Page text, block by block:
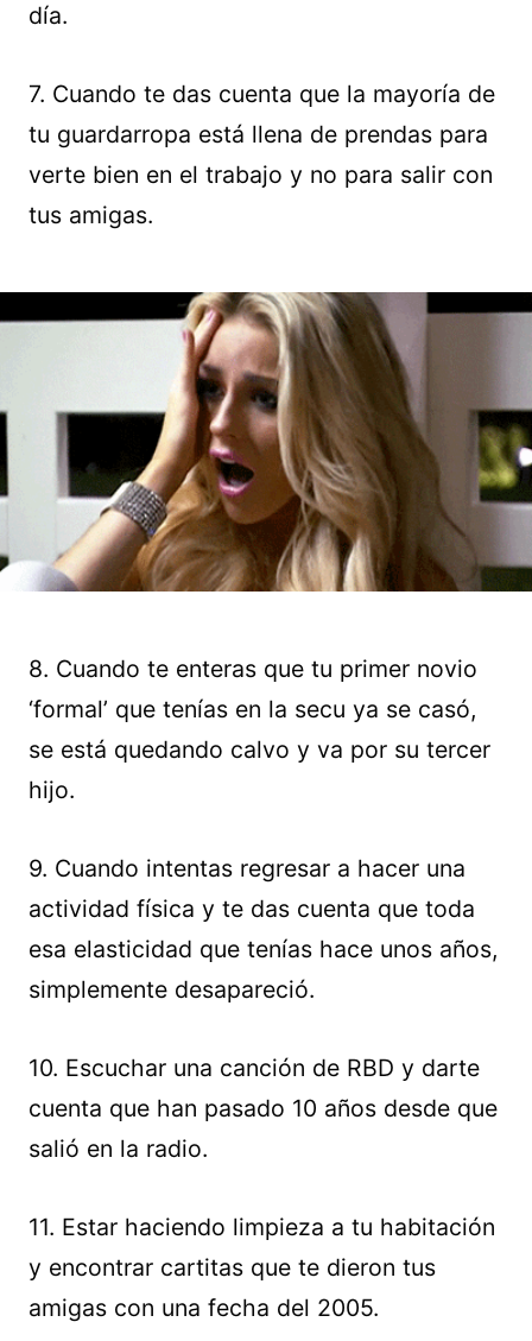
día.
7. Cuando te das cuenta que la mayoría de
tu guardarropa está llena de prendas para
verte bien en el trabajo y no para salir con
tus amigas.
8. Cuando te enteras que tu primer novio
‘formal’ que tenías en la secu ya se casó,
se está quedando calvo y va por su tercer
hijo.
9. Cuando intentas regresar a hacer una
actividad física y te das cuenta que toda
esa elasticidad que tenías hace unos años,
simplemente desapareció.
10. Escuchar una canción de RBD y darte
cuenta que han pasado 10 años desde que
salió en la radio.
11. Estar haciendo limpieza a tu habitación
y encontrar cartitas que te dieron tus
amigas con una fecha del 2005.